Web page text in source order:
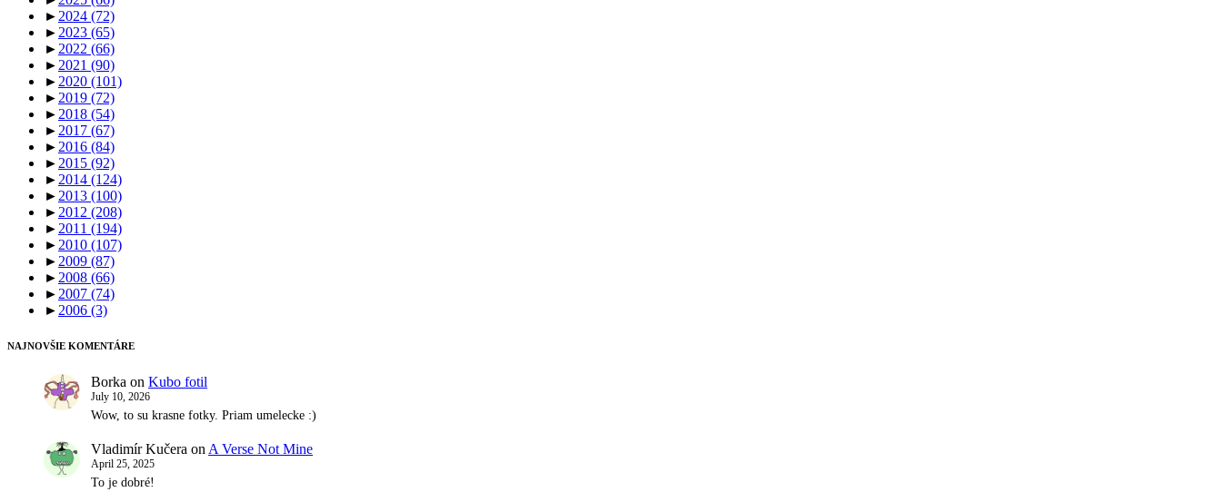
► 2024 (72)
► 2023 (65)
► 2022 (66)
► 2021 (90)
► 2020 (101)
► 2019 (72)
► 2018 (54)
► 2017 (67)
► 2016 (84)
► 2015 (92)
► 2014 (124)
► 2013 (100)
► 2012 (208)
► 2011 (194)
► 2010 (107)
► 2009 (87)
► 2008 (66)
► 2007 (74)
► 2006 (3)
NAJNOVŠIE KOMENTÁRE
Borka on Kubo fotil
July 10, 2026
Wow, to su krasne fotky. Priam umelecke :)
Vladimír Kučera on A Verse Not Mine
April 25, 2025
To je dobré!